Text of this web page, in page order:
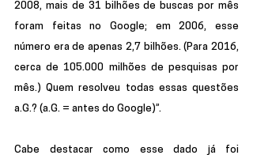
2008, mais de 31 bilhões de buscas por mês
foram feitas no Google; em 2006, esse
número era de apenas 2,7 bilhões. (Para 2016,
cerca de 105.000 milhões de pesquisas por
mês.) Quem resolveu todas essas questões
a.G.? (a.G. = antes do Google)”.
Cabe destacar como esse dado já foi